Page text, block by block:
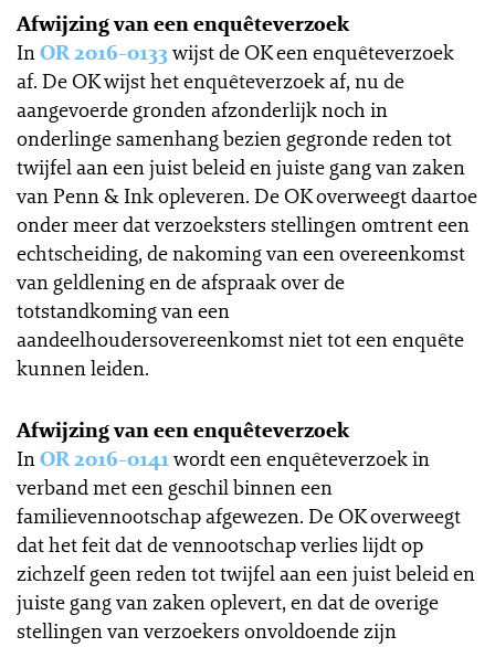
Afwijzing van een enquêteverzoek
InOR 2016-0133wijst de OK een enquêteverzoek
af. De OK wijst het enquêteverzoek af, nu de
aangevoerde gronden afzonderlijk noch in
onderlinge samenhang bezien gegronde reden tot
twijfel aan een juist beleid en juiste gang van zaken
van Penn & Ink opleveren. De OK overweegt daartoe
onder meer dat verzoeksters stellingen omtrent een
echtscheiding, de nakoming van een overeenkomst
van geldlening en de afspraak over de
totstandkoming van een
aandeelhoudersovereenkomst niet tot een enquête
kunnen leiden.
Afwijzing van een enquêteverzoek
InOR 2016-0141wordt een enquêteverzoek in
verband met een geschil binnen een
familievennootschap afgewezen. De OK overweegt
dat het feit dat de vennootschap verlies lijdt op
zichzelf geen reden tot twijfel aan een juist beleid en
juiste gang van zaken oplevert, en dat de overige
stellingen van verzoekers onvoldoende zijn